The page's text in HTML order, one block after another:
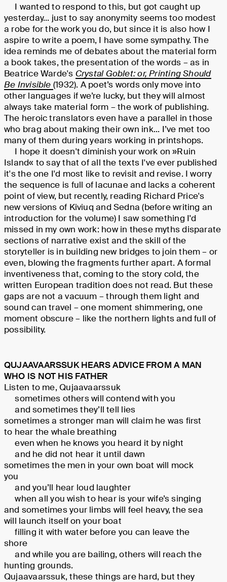
I wanted to respond to this, but got caught up
yesterday... just to say anonymity seems too modest
a robe for the work you do, but since it is also how I
aspire to write a poem, I have some sympathy. The
idea reminds me of debates about the material form
a book takes, the presentation of the words – as in
Beatrice Warde's Crystal Goblet: or, Printing Should
Be Invisible (1932). A poet’s words only move into
other languages if we’re lucky, but they will almost
always take material form – the work of publishing.
The heroic translators even have a parallel in those
who brag about making their own ink... I’ve met too
many of them during years working in printshops.
I hope it doesn't diminish your work on »Ruin
Island« to say that of all the texts I've ever published
it's the one I'd most like to revisit and revise. I worry
the sequence is full of lacunae and lacks a coherent
point of view, but recently, reading Richard Price's
new versions of Kiviuq and Sedna (before writing an
introduction for the volume) I saw something I'd
missed in my own work: how in these myths disparate
sections of narrative exist and the skill of the
storyteller is in building new bridges to join them – or
even, blowing the fragments further apart. A formal
inventiveness that, coming to the story cold, the
written European tradition does not read. But these
gaps are not a vacuum – through them light and
sound can travel – one moment shimmering, one
moment obscure – like the northern lights and full of
possibility.
QUJAAVAARSSUK HEARS ADVICE FROM A MAN
WHO IS NOT HIS FATHER
Listen to me, Qujaavaarssuk
sometimes others will contend with you
and sometimes they’ll tell lies
sometimes a stronger man will claim he was first
to hear the whale breathing
even when he knows you heard it by night
and he did not hear it until dawn
sometimes the men in your own boat will mock
you
and you’ll hear loud laughter
when all you wish to hear is your wife’s singing
and sometimes your limbs will feel heavy, the sea
will launch itself on your boat
filling it with water before you can leave the
shore
and while you are bailing, others will reach the
hunting grounds.
Qujaavaarssuk, these things are hard, but they